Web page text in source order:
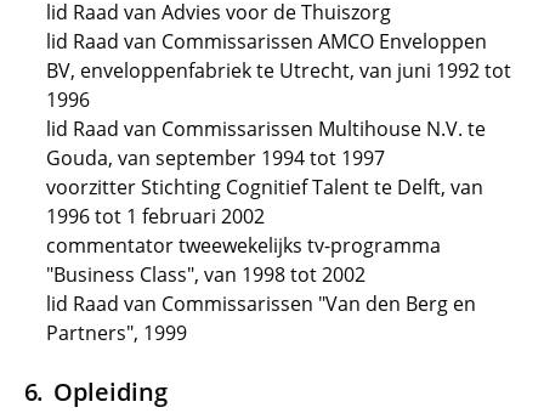
lid Raad van Advies voor de Thuiszorg
lid Raad van Commissarissen AMCO Enveloppen
BV, enveloppenfabriek te Utrecht, van juni 1992 tot
1996
lid Raad van Commissarissen Multihouse N.V. te
Gouda, van september 1994 tot 1997
voorzitter Stichting Cognitief Talent te Delft, van
1996 tot 1 februari 2002
commentator tweewekelijks tv-programma
"Business Class", van 1998 tot 2002
lid Raad van Commissarissen "Van den Berg en
Partners", 1999
Opleiding